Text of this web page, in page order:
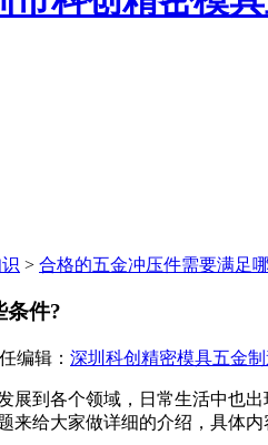
> 合格的五金冲压件需要满足
条件?
编辑： 深圳科创精密模具五金
到各个领域，日常生活中也出
来给大家做详细的介绍，具体内